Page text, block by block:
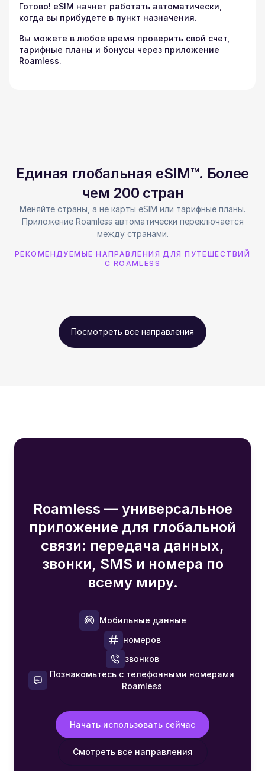
Готово! eSIM начнет работать автоматически,
когда вы прибудете в пункт назначения.
Вы можете в любое время проверить свой счет,
тарифные планы и бонусы через приложение
Roamless.
Единая глобальная eSIM™. Более
чем 200 стран
Меняйте страны, а не карты eSIM или тарифные планы.
Приложение Roamless автоматически переключается
между странами.
РЕКОМЕНДУЕМЫЕ НАПРАВЛЕНИЯ ДЛЯ ПУТЕШЕСТВИЙ
С ROAMLESS
Посмотреть все направления
Roamless — универсальное
приложение для глобальной
связи: передача данных,
звонки, SMS и номера по
всему миру.
Мобильные данные
номеров
звонков
Познакомьтесь с телефонными номерами
Roamless
Начать использовать сейчас
Смотреть все направления